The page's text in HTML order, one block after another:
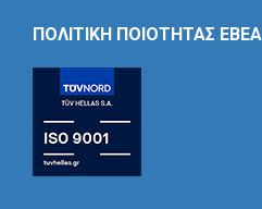
ΠΟΛΙΤΙΚΗ ΠΟΙΟΤΗΤΑΣ ΕΒΕΑ